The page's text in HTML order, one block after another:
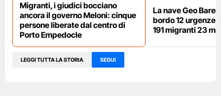
Migranti, i giudici bocciano
ancora il governo Meloni: cinque
persone liberate dal centro di
Porto Empedocle
La nave Geo
bordo 12 urgenze
191 migranti 23
LEGGI TUTTA LA STORIA SEGUI